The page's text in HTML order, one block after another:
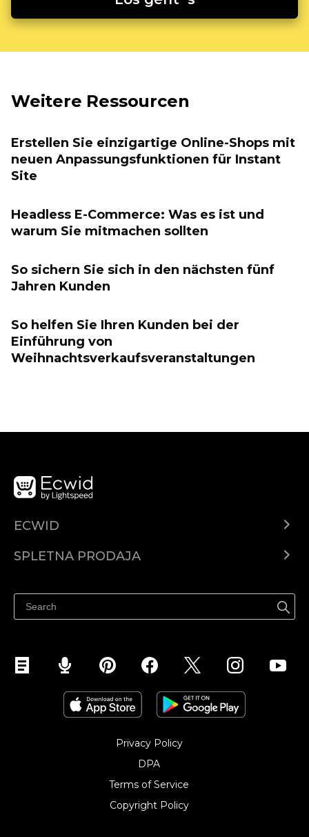
Weitere Ressourcen
Erstellen Sie einzigartige Online-Shops mit
neuen Anpassungsfunktionen für Instant
Site
Headless E-Commerce: Was es ist und
warum Sie mitmachen sollten
So sichern Sie sich in den nächsten fünf
Jahren Kunden
So helfen Sie Ihren Kunden bei der
Einführung von
Weihnachtsverkaufsveranstaltungen
ECWID
SPLETNA PRODAJA
Prodaja na Instagramu
Privacy Policy
DPA
Terms of Service
Copyright Policy‎